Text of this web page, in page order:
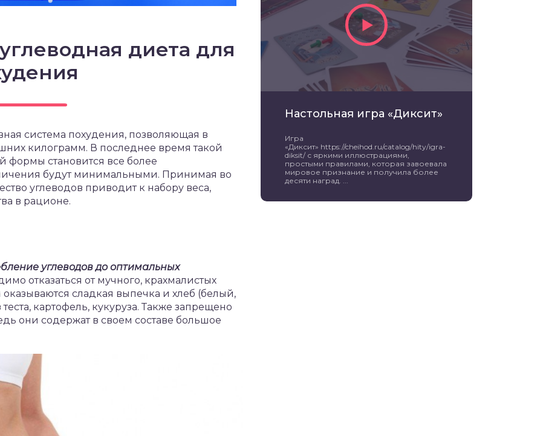
диета для
система похудения, позволяющая в
килограмм. В последнее время такой
формы становится все более
будут минимальными. Принимая во
углеводов приводит к набору веса,
в рационе.
углеводов до оптимальных
отказаться от мучного, крахмалистых
сладкая выпечка и хлеб (белый,
картофель, кукуруза. Также запрещено
они содержат в своем составе большое
Настольная игра «Диксит»
Игра
«Диксит» https://cheihod.ru/catalog/hity/igra-
diksit/ с яркими иллюстрациями,
простыми правилами, которая завоевала
мировое признание и получила более
десяти наград. ...